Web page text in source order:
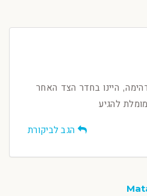
היינו בחדר הצד האחר
להגיע
הגב לביקורת